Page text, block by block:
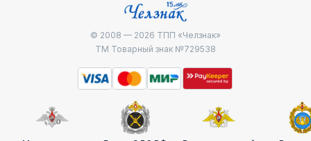
© 2008 — 2026 ТПП «Челзнак»
ТМ Товарный знак №729538